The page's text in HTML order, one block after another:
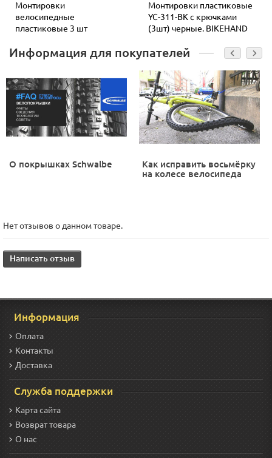
Монтировки
велосипедные
пластиковые 3 шт
Монтировки пластиковые
YC-311-BK с крючками
(3шт) черные. BIKEHAND
Информация для покупателей
О покрышках Schwalbe
Как исправить восьмёрку
на колесе велосипеда
Нет отзывов о данном товаре.
Написать отзыв
Информация
Оплата
Контакты
Доставка
Служба поддержки
Карта сайта
Возврат товара
О нас